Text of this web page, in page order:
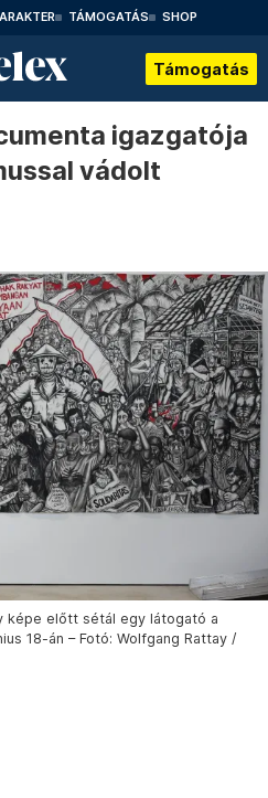
TÁMOGATÁS SHOP
Támogatás
igazgatója
vádolt
képe előtt sétál egy látogató a
18-án – Fotó: Wolfgang Rattay /